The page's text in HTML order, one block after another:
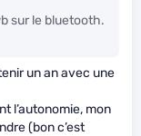
sur le bluetooth.
un an avec une
l’autonomie, mon
(bon c’est